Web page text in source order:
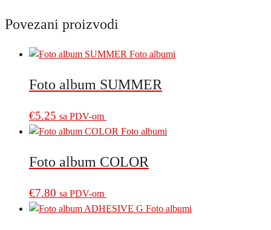
Povezani proizvodi
Foto album SUMMER
€5.25 sa PDV-om
Foto album COLOR
€7.80 sa PDV-om